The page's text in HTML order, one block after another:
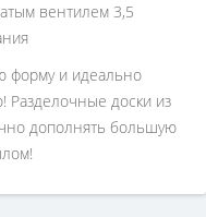
вентилем 3,5
форму и идеально
доски из
дополнять большую